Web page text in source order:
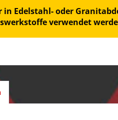
Edelstahl- oder
verwendet